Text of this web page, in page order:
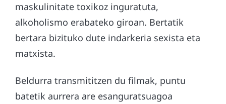
maskulinitate toxikoz inguratuta,
alkoholismo erabateko giroan. Bertatik
bertara bizituko dute indarkeria sexista eta
matxista.
Beldurra transmititzen du filmak, puntu
batetik aurrera are esanguratsuagoa